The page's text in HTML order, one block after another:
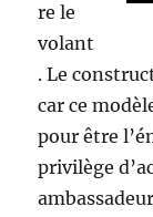
re le
volant
. Le
car ce
pour être
privilège